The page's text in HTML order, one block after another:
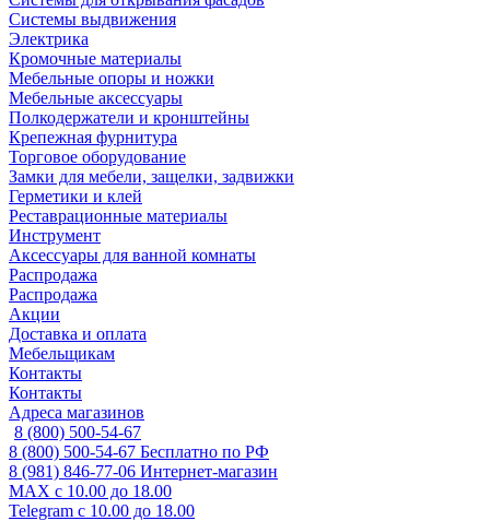
Системы выдвижения
Электрика
Кромочные материалы
Мебельные опоры и ножки
Мебельные аксессуары
Полкодержатели и кронштейны
Крепежная фурнитура
Торговое оборудование
Замки для мебели, защелки, задвижки
Герметики и клей
Реставрационные материалы
Инструмент
Аксессуары для ванной комнаты
Распродажа
Распродажа
Акции
Доставка и оплата
Мебельщикам
Контакты
Контакты
Адреса магазинов
8 (800) 500-54-67
8 (800) 500-54-67 Бесплатно по РФ
8 (981) 846-77-06 Интернет-магазин
MAX с 10.00 до 18.00
Telegram с 10.00 до 18.00